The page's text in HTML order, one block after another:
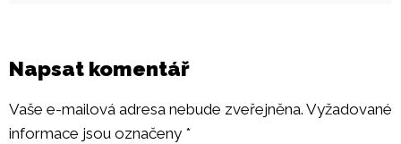
Napsat komentář
Vaše e-mailová adresa nebude zveřejněna. Vyžadované
informace jsou označeny *